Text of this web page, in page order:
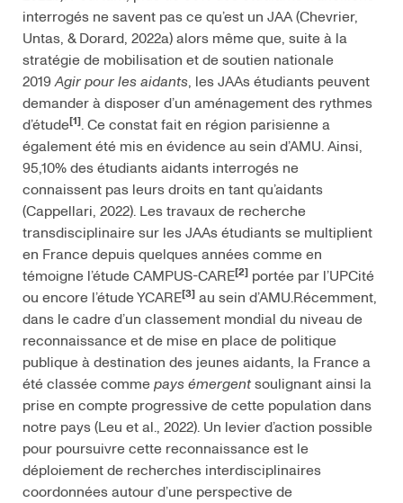
interrogés ne savent pas ce qu’est un JAA (Chevrier,
Untas, & Dorard, 2022a) alors même que, suite à la
stratégie de mobilisation et de soutien nationale
2019 Agir pour les aidants , les JAAs étudiants peuvent
demander à disposer d’un aménagement des rythmes
d’étude[1] . Ce constat fait en région parisienne a
également été mis en évidence au sein d’AMU. Ainsi,
95,10% des étudiants aidants interrogés ne
connaissent pas leurs droits en tant qu’aidants
(Cappellari, 2022). Les travaux de recherche
transdisciplinaire sur les JAAs étudiants se multiplient
en France depuis quelques années comme en
témoigne l’étude CAMPUS-CARE[2] portée par l’UPCité
ou encore l’étude YCARE[3] au sein d’AMU.Récemment,
dans le cadre d’un classement mondial du niveau de
reconnaissance et de mise en place de politique
publique à destination des jeunes aidants, la France a
été classée comme pays émergent soulignant ainsi la
prise en compte progressive de cette population dans
notre pays (Leu et al., 2022). Un levier d’action possible
pour poursuivre cette reconnaissance est le
déploiement de recherches interdisciplinaires
coordonnées autour d’une perspective de